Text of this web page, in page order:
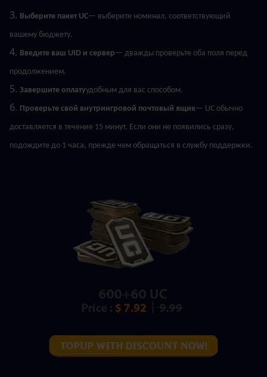
3. Выберите пакет UC— выберите номинал, соответствующий
вашему бюджету.
4. Введите ваш UID и сервер— дважды проверьте оба поля перед
продолжением.
5. Завершите оплатуудобным для вас способом.
6. Проверьте свой внутриигровой почтовый ящик— UC обычно
доставляется в течение 15 минут. Если они не появились сразу,
подождите до 1 часа, прежде чем обращаться в службу поддержки.